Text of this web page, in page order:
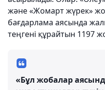
және «Жомарт жүрек»
бағдарлама аясында
теңгені құрайтын 1197
«Бұл жобалар